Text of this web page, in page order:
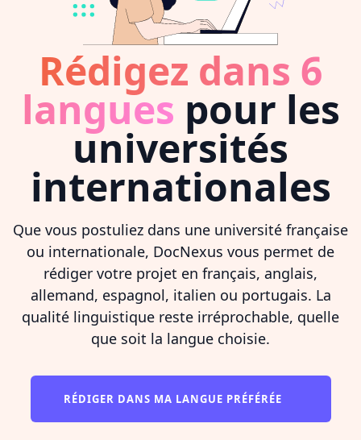
Rédigez dans 6
langues pour les
universités
internationales
Que vous postuliez dans une université française
ou internationale, DocNexus vous permet de
rédiger votre projet en français, anglais,
allemand, espagnol, italien ou portugais. La
qualité linguistique reste irréprochable, quelle
que soit la langue choisie.
RÉDIGER DANS MA LANGUE PRÉFÉRÉE